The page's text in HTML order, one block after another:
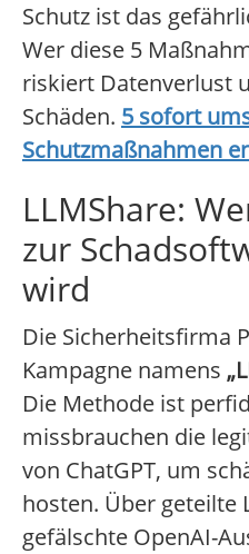
Schutz ist das
Wer diese 5
riskiert Datenverlust
Schäden. 5 sofort
Schutzmaßnahmen
LLMShare:
zur
wird
Die Sicherheitsfirma
Kampagne namens
Die Methode ist
missbrauchen die
von ChatGPT, um
hosten. Über geteilte
gefälschte OpenAI-